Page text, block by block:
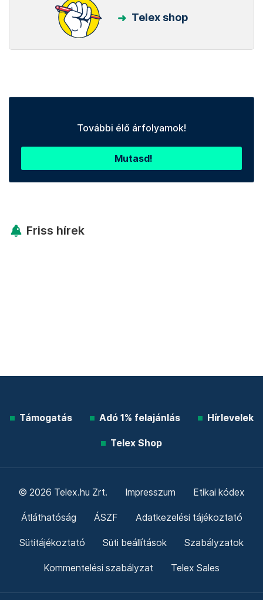
Telex shop
További élő árfolyamok!
Mutasd!
Friss hírek
Támogatás Adó 1% felajánlás Hírlevelek
Telex Shop
© 2026 Telex.hu Zrt. Impresszum Etikai kódex
Átláthatóság ÁSZF Adatkezelési tájékoztató
Sütitájékoztató Süti beállítások Szabályzatok
Kommentelési szabályzat Telex Sales